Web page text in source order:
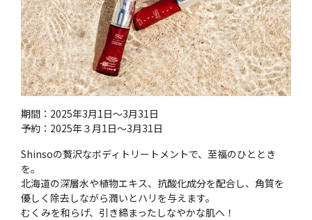
期間：2025年3月1日～3月31日
予約：2025年３月1日〜3月31日
Shinsoの贅沢なボディトリートメントで、至福のひととき
を。
北海道の深層水や植物エキス、抗酸化成分を配合し、角質を
優しく除去しながら潤いとハリを与えます。
むくみを和らげ、引き締まったしなやかな肌へ！